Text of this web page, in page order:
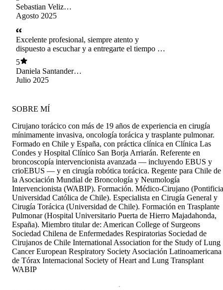
Sebastian Veliz
Pacheco
Agosto 2025
Excelente profesional, siempre atento y
dispuesto a escuchar y a entregarte el tiempo de
consultar completo para resolver todas tus
dudas.
5
Daniela Santander
Monárdez
Julio 2025
SOBRE MÍ
Cirujano torácico con más de 19 años de experiencia en cirugía
mínimamente invasiva, oncología torácica y trasplante pulmonar.
Formado en Chile y España, con práctica clínica en Clínica Las
Condes y Hospital Clínico San Borja Arriarán. Referente en
broncoscopía intervencionista avanzada — incluyendo EBUS y
crioEBUS — y en cirugía robótica torácica. Regente para Chile de
la Asociación Mundial de Broncología y Neumología
Intervencionista (WABIP). Formación. Médico-Cirujano (Pontificia
Universidad Católica de Chile). Especialista en Cirugía General y
Cirugía Torácica (Universidad de Chile). Formación en Trasplante
Pulmonar (Hospital Universitario Puerta de Hierro Majadahonda,
España). Miembro titular de: American College of Surgeons
Sociedad Chilena de Enfermedades Respiratorias Sociedad de
Cirujanos de Chile International Association for the Study of Lung
Cancer European Respiratory Society Asociación Latinoamericana
de Tórax Internacional Society of Heart and Lung Transplant
WABIP